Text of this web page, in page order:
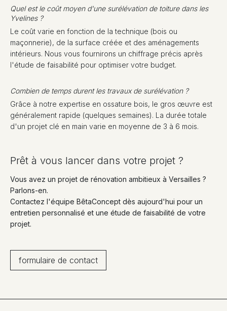
Quel est le coût moyen d'une surélévation de toiture dans les
Yvelines ?
Le coût varie en fonction de la technique (bois ou
maçonnerie), de la surface créée et des aménagements
intérieurs. Nous vous fournirons un chiffrage précis après
l'étude de faisabilité pour optimiser votre budget.
Combien de temps durent les travaux de surélévation ?
Grâce à notre expertise en ossature bois, le gros œuvre est
généralement rapide (quelques semaines). La durée totale
d'un projet clé en main varie en moyenne de 3 à 6 mois.
Prêt à vous lancer dans votre projet ?
Vous avez un projet de rénovation ambitieux à Versailles ?
Parlons-en.
Contactez l'équipe BêtaConcept dès aujourd'hui pour un
entretien personnalisé et une étude de faisabilité de votre
projet.
formulaire de contact